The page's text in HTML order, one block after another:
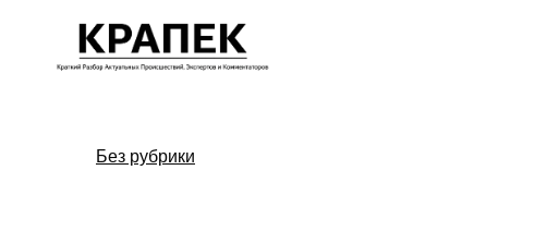
Без рубрики